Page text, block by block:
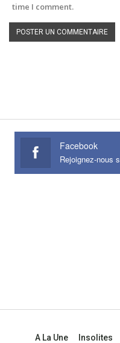
time I comment.
Facebook
A La Une Insolites